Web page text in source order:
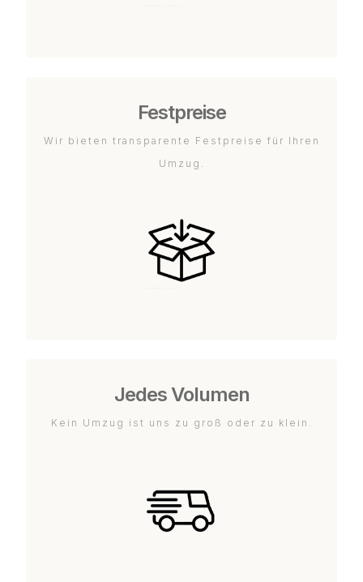
Festpreise
Wir bieten transparente Festpreise für Ihren
Umzug.
Jedes Volumen
Kein Umzug ist uns zu groß oder zu klein.